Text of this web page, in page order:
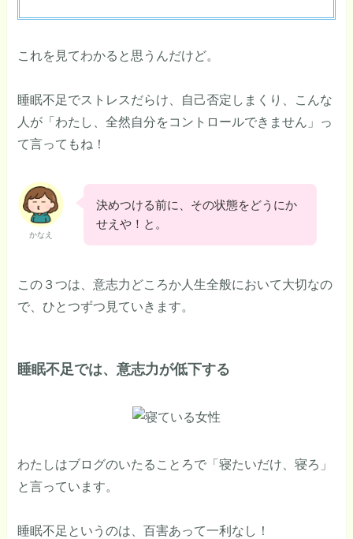
これを見てわかると思うんだけど。
睡眠不足でストレスだらけ、自己否定しまくり、こんな
人が「わたし、全然自分をコントロールできません」っ
て言ってもね！
かなえ
決めつける前に、その状態をどうにか
せえや！と。
この３つは、意志力どころか人生全般において大切なの
で、ひとつずつ見ていきます。
睡眠不足では、意志力が低下する
わたしはブログのいたることろで「寝たいだけ、寝ろ」
と言っています。
睡眠不足というのは、百害あって一利なし！